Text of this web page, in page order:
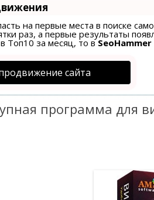
на первые места в поиске
раз, а первые результаты
Топ10 за месяц, то вSeoHammer
сайта
программа для